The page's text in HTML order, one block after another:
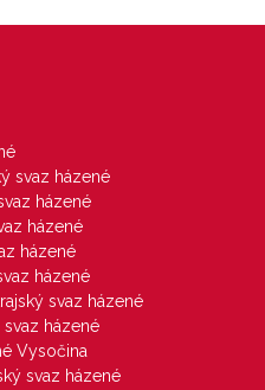
svaz házené
házené
házené
házené
házené
svaz házené
svaz házené
Vysočina
svaz házené